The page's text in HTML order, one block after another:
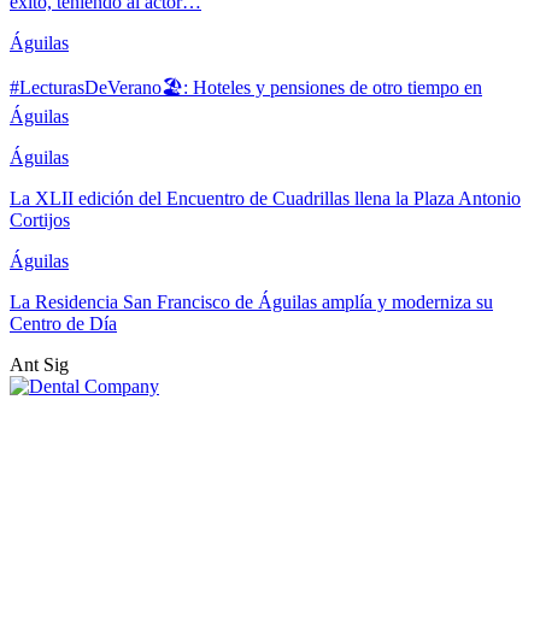
Águilas
#LecturasDeVerano🏖: Hoteles y pensiones de otro tiempo en
Águilas
Águilas
La XLII edición del Encuentro de Cuadrillas llena la Plaza Antonio
Cortijos
Águilas
La Residencia San Francisco de Águilas amplía y moderniza su
Centro de Día
Ant Sig